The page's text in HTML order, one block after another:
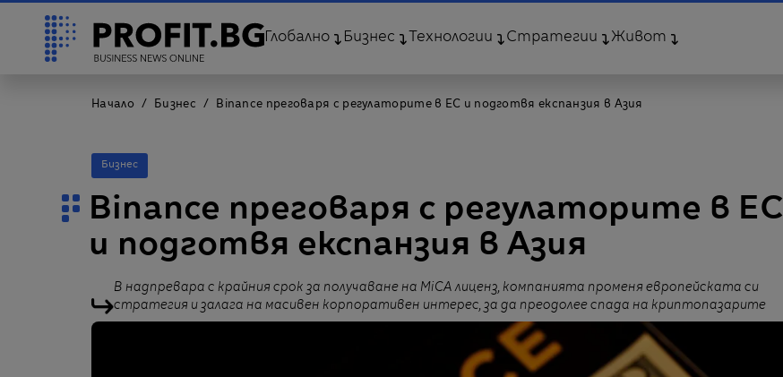
Глобално Бизнес Технологии Стратегии Живот
Начало Бизнес Binance преговаря с регулаторите в ЕС и подготвя експанзия в Азия
Бизнес
Binance преговаря с регулаторите в ЕС
и подготвя експанзия в Азия
В надпревара с крайния срок за получаване на MiCA лиценз, компанията променя европейската си
стратегия и залага на масивен корпоративен интерес, за да преодолее спада на криптопазарите